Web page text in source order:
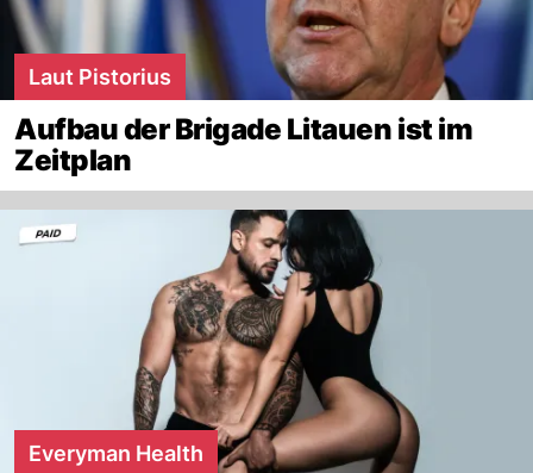
Laut Pistorius
Aufbau der Brigade Litauen ist im
Zeitplan
Everyman Health